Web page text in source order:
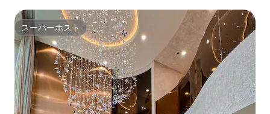
スーパーホスト
スーパーホスト